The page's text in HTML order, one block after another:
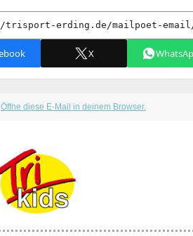
Öffne diese E-Mail in deinem Browser.